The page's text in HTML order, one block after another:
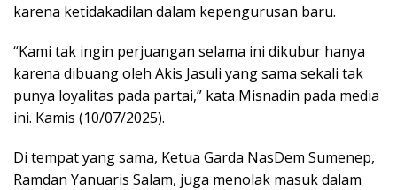
karena ketidakadilan dalam kepengurusan baru.
“Kami tak ingin perjuangan selama ini dikubur hanya
karena dibuang oleh Akis Jasuli yang sama sekali tak
punya loyalitas pada partai,” kata Misnadin pada media
ini. Kamis (10/07/2025).
Di tempat yang sama, Ketua Garda NasDem Sumenep,
Ramdan Yanuaris Salam, juga menolak masuk dalam